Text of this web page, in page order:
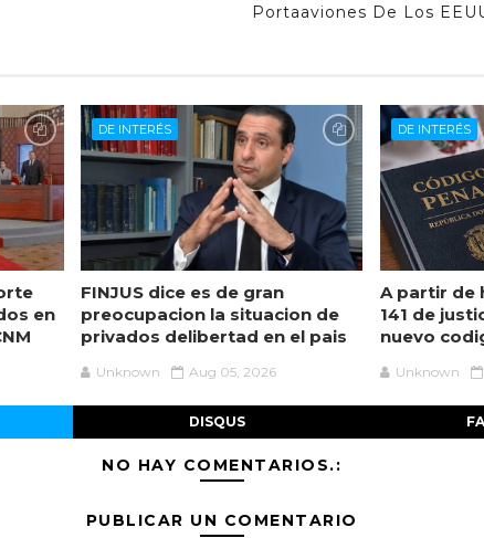
Portaaviones De Los
en
DE INTERÉS
FINJUS dice es de gran
preocupacion la situacion de
privados delibertad en el pais
Unknown Aug 05, 2026
DE INTERÉS
A partir de
141 de
nuevo
Unknown
DISQUS
NO HAY COMENTARIOS.:
PUBLICAR UN COMENTARIO